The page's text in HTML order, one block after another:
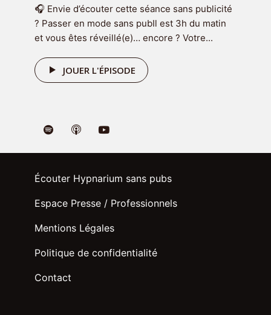
🎧 Envie d’écouter cette séance sans publicité
? Passer en mode sans pubIl est 3h du matin
et vous êtes réveillé(e)… encore ? Votre...
JOUER L'ÉPISODE
Écouter Hypnarium sans pubs
Espace Presse / Professionnels
Mentions Légales
Politique de confidentialité
Contact